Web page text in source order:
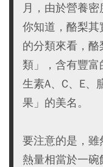
月，由於營養
你知道，酪梨
的分類來看，
類」，含有豐
生素A、C、E、
果」的美名。
要注意的是，
熱量相當於一